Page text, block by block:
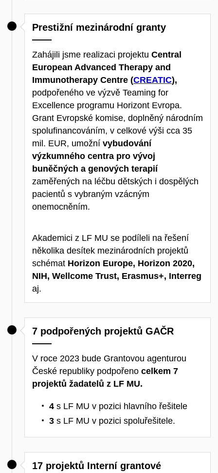
Prestižní mezinárodní granty
Zahájili jsme realizaci projektu Central
European Advanced Therapy and
Immunotherapy Centre (CREATIC),
podpořeného ve výzvě Teaming for
Excellence programu Horizont Evropa.
Grant Evropské komise, doplněný národním
spolufinancováním, v celkové výši cca 35
mil. EUR, umožní vybudování
výzkumného centra pro vývoj
buněčných a genových terapií
zaměřených na léčbu dětských i dospělých
pacientů s vybraným vzácným
onemocněním.
Akademici z LF MU se podíleli na řešení
několika desítek mezinárodních projektů
schémat Horizon Europe, Horizon 2020,
NIH, Wellcome Trust, Erasmus+, Interreg
aj.
7 podpořených projektů GAČR
V roce 2023 bude Grantovou agenturou
České republiky podpořeno celkem 7
projektů žadatelů z LF MU.
4 s LF MU v pozici hlavního řešitele
3 s LF MU v pozici spoluřešitele.
17 projektů Interní grantové